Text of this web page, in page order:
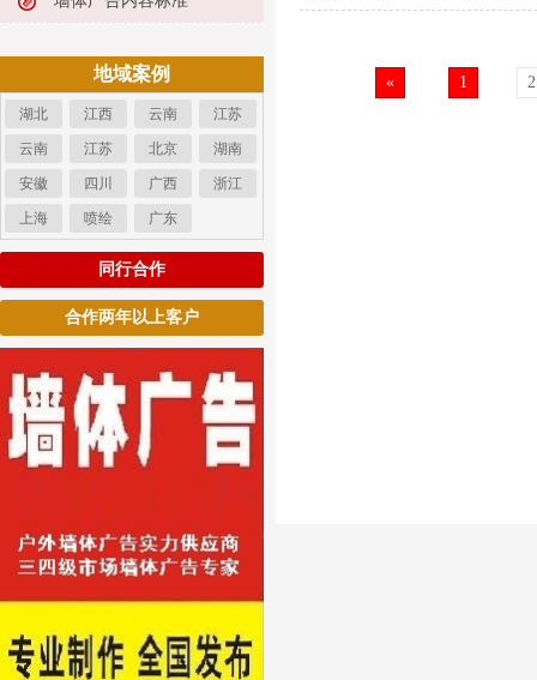
地域案例
湖北 江西 云南 江苏
云南 江苏 北京 湖南
安徽 四川 广西 浙江
上海 喷绘 广东
同行合作
合作两年以上客户
« 1 2